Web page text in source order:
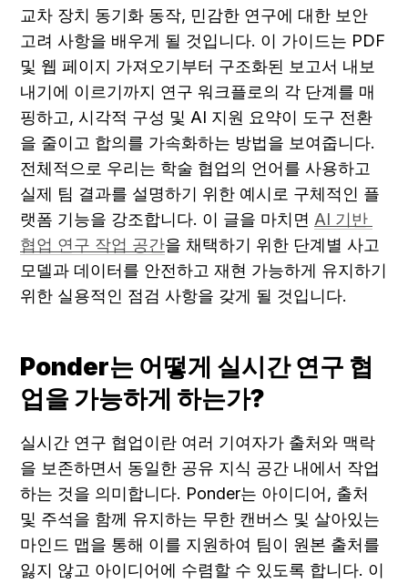
교차 장치 동기화 동작, 민감한 연구에 대한 보안
고려 사항을 배우게 될 것입니다. 이 가이드는 PDF
및 웹 페이지 가져오기부터 구조화된 보고서 내보
내기에 이르기까지 연구 워크플로의 각 단계를 매
핑하고, 시각적 구성 및 AI 지원 요약이 도구 전환
을 줄이고 합의를 가속화하는 방법을 보여줍니다.
전체적으로 우리는 학술 협업의 언어를 사용하고
실제 팀 결과를 설명하기 위한 예시로 구체적인 플
랫폼 기능을 강조합니다. 이 글을 마치면 AI 기반
협업 연구 작업 공간을 채택하기 위한 단계별 사고
모델과 데이터를 안전하고 재현 가능하게 유지하기
위한 실용적인 점검 사항을 갖게 될 것입니다.
Ponder는 어떻게 실시간 연구 협
업을 가능하게 하는가?
실시간 연구 협업이란 여러 기여자가 출처와 맥락
을 보존하면서 동일한 공유 지식 공간 내에서 작업
하는 것을 의미합니다. Ponder는 아이디어, 출처
및 주석을 함께 유지하는 무한 캔버스 및 살아있는
마인드 맵을 통해 이를 지원하여 팀이 원본 출처를
잃지 않고 아이디어에 수렴할 수 있도록 합니다. 이